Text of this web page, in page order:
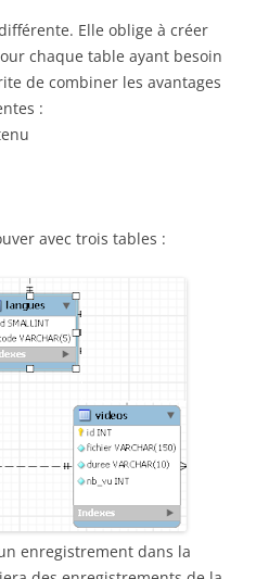
Elle oblige à créer
chaque table ayant besoin
de combiner les avantages
:
avec trois tables :
enregistrement dans la